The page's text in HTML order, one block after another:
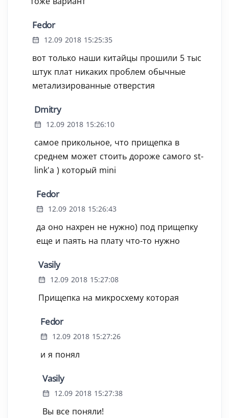
Fedor
12.09 2018 15:25:35
вот только наши китайцы прошили 5 тыс
штук плат никаких проблем обычные
метализированные отверстия
Dmitry
12.09 2018 15:26:10
самое прикольное, что прищепка в
среднем может стоить дороже самого st-
link'а ) который mini
Fedor
12.09 2018 15:26:43
да оно нахрен не нужно) под прищепку
еще и паять на плату что-то нужно
Vasily
12.09 2018 15:27:08
Прищепка на микросхему которая
Fedor
12.09 2018 15:27:26
и я понял
Vasily
12.09 2018 15:27:38
Вы все поняли!